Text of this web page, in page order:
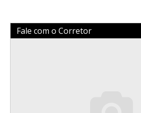
Fale com o Corretor